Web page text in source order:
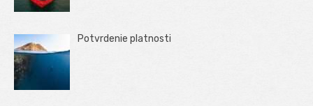
Potvrdenie platnosti